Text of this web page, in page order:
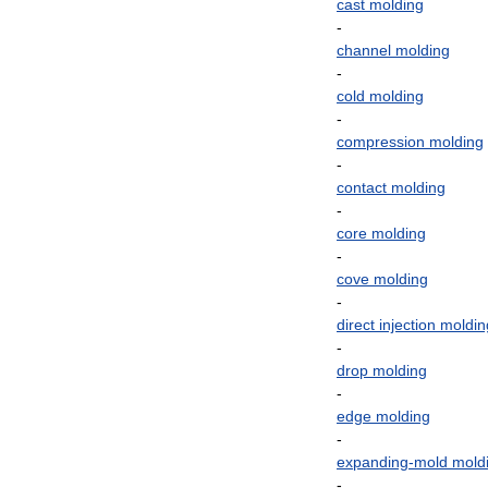
cast molding
-
channel molding
-
cold molding
-
compression molding
-
contact molding
-
core molding
-
cove molding
-
direct injection
-
drop molding
-
edge molding
-
expanding-mold